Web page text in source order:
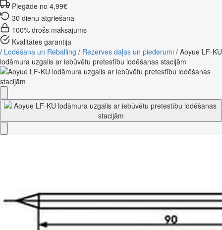
Piegāde no 4,99€
30 dienu atgriešana
100% drošs maksājums
Kvalitātes garantija
/ Lodēšana un Reballing / Rezerves daļas un piederumi / Aoyue LF-KU
lodāmura uzgalis ar iebūvētu pretestību lodēšanas stacijām